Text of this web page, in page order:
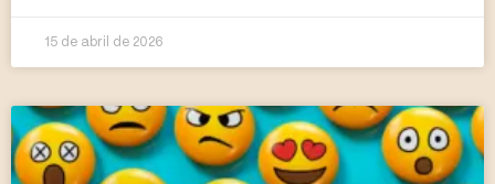
15 de abril de 2026